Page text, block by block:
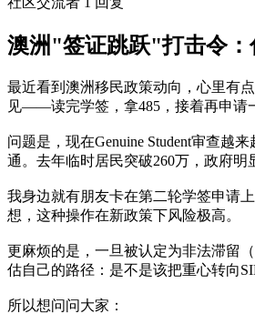
澳洲"签证跳跃"打击令：
最近看到澳洲移民政策动向，心里有
见——读完学签，拿485，接着再申请
问题是，现在Genuine Student审查越
通。去年临时居民突破260万，政府明
我身边就有朋友卡在第二轮学签申请
想，这种操作在新政策下风险极高。
更麻烦的是，一旦被认定为非法滞留
估自己的路径：是不是该把重心转向
所以想问问大家：